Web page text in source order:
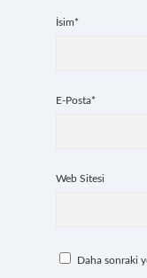
İsim*
E-Posta*
Web Sitesi
Daha sonraki